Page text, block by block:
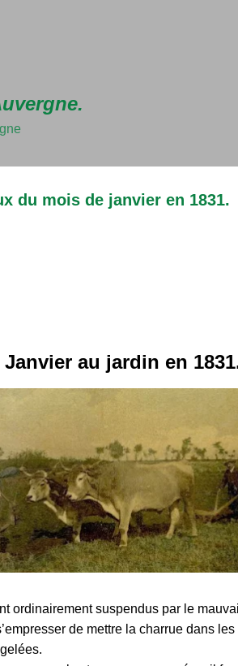
du mois de janvier en 1831.
Janvier au jardin en
ordinairement suspendus par le
de mettre la charrue dans